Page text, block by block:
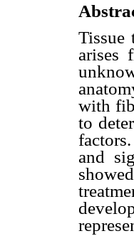
Tissue
arises
with
to
and